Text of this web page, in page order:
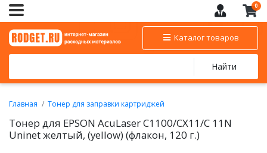
0
Каталог товаров
Найти
Главная
Тонер для заправки картриджей
Тонер для EPSON AcuLaser C1100/CX11/C 11N
Uninet желтый, (yellow) (флакон, 120 г.)